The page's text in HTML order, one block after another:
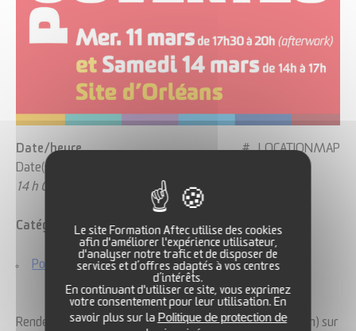
Date(s) - 14/03/2026
14 h 00 min - 17 h 00 min
Portes ouvertes ORLÉANS
Rendez-vous lesamedi 14 marsaprès-midi (de 14h à 17h)
Le site Formation Aftec utilise des cookies
afin d'améliorer l'expérience utilisateur,
d'analyser notre trafic et de disposer de
services et d’offres adaptés à vos centres
d’intérêts.
En continuant d'utiliser ce site, vous exprimez
votre consentement pour leur utilisation. En
savoir plus sur laPolitique de protection de